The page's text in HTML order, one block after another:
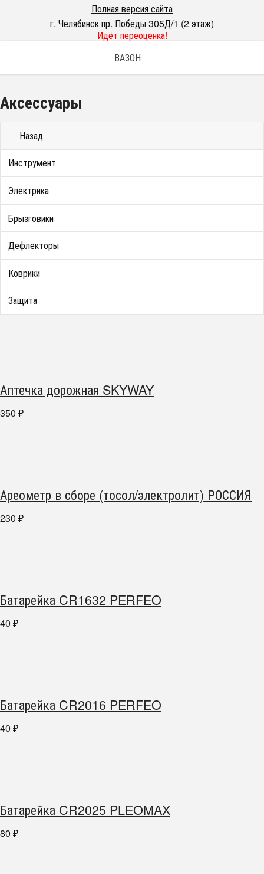
Полная версия сайта
г. Челябинск пр. Победы 305Д/1 (2 этаж)
Идёт переоценка!
ВАЗОН
Аксессуары
Назад
Инструмент
Электрика
Брызговики
Дефлекторы
Коврики
Защита
Аптечка дорожная SKYWAY
350 ₽
Ареометр в сборе (тосол/электролит) РОССИЯ
230 ₽
Батарейка CR1632 PERFEO
40 ₽
Батарейка CR2016 PERFEO
40 ₽
Батарейка CR2025 PLEOMAX
80 ₽